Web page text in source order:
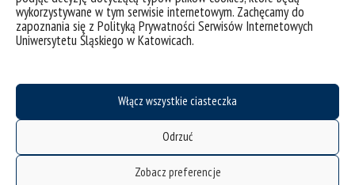
wykorzystywane w tym serwisie internetowym. Zachęcamy do
zapoznania się z Polityką Prywatności Serwisów Internetowych
Uniwersytetu Śląskiego w Katowicach.
Włącz wszystkie ciasteczka
Odrzuć
Zobacz preferencje
mapa strony